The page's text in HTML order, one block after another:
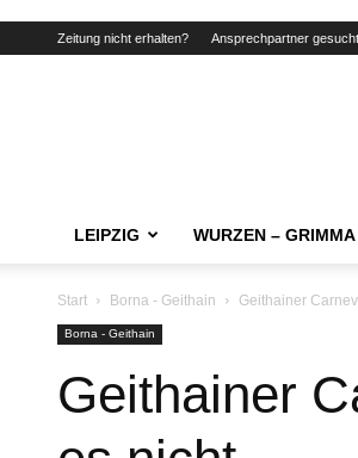
Zeitung nicht erhalten? Ansprechpartner
LEIPZIG WURZEN – GRIMMA
Start Borna - Geithain Geithainer
Borna - Geithain
Geithainer